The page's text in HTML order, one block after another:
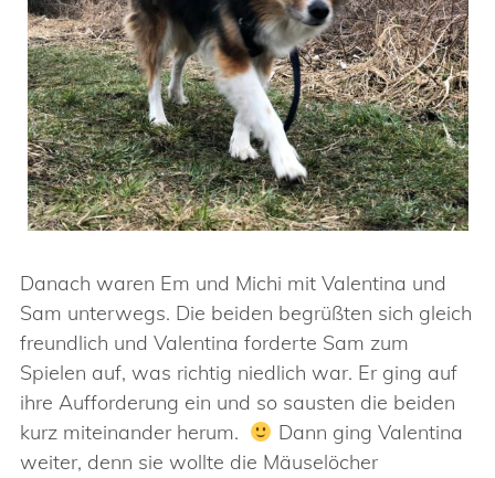
Danach waren Em und Michi mit Valentina und
Sam unterwegs. Die beiden begrüßten sich gleich
freundlich und Valentina forderte Sam zum
Spielen auf, was richtig niedlich war. Er ging auf
ihre Aufforderung ein und so sausten die beiden
kurz miteinander herum.
Dann ging Valentina
weiter, denn sie wollte die Mäuselöcher